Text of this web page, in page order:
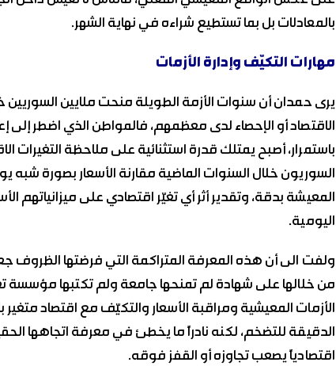
بالمعادلات بل بما تستطيع شراءه في نهاية الشهر.
مهارات التكيّف وإدارة الأزمات
يرى حمدان أن سنوات الأزمة الطويلة منحت ملايين
الاقتصاد أو الإحصاء لدى معظمهم، فالمواطن الذي اضطر إلى
باستمرار، أصبح يمتلك قدرة استثنائية على ملاحظة التغيرات
السوريون خلال السنوات الماضية مقارنة الأسعار بصورة
المعيشة بدقة، وتقدير أثر أي تغيّر اقتصادي على ميزانياتهم
اليومية.
ولفت الى أن هذه المعرفة المتراكمة التي فرضتها الظروف
من خلالها على شهادة لم تمنحها جامعة ولم تكتبها مؤسسة
الأزمات المعيشية ومراقبة الأسعار والتكيّف مع اقتصاد
الدقيقة للتضخم، لكنه نادراً ما يخطئ في معرفة اتجاهها
اقتصادياً يصعب تجاوزه أو القفز فوقه.